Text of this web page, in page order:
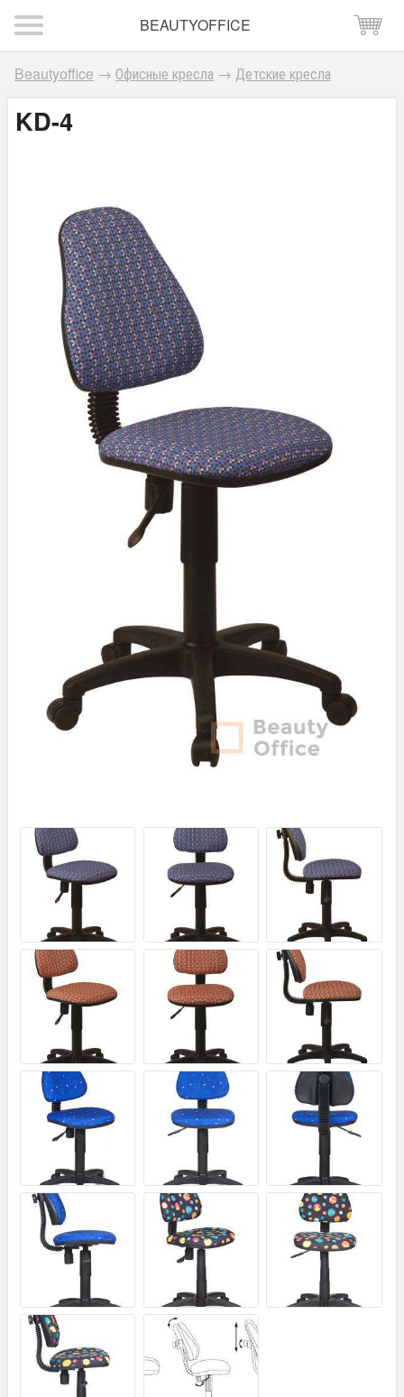
BEAUTYOFFICE
Beautyoffice → Офисные кресла → Детские кресла
KD-4